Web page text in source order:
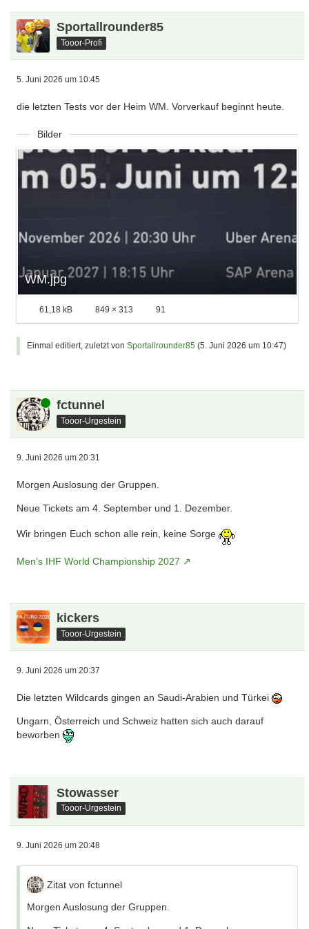
Sportallrounder85
Tooor-Profi
5. Juni 2026 um 10:45
die letzten Tests vor der Heim WM. Vorverkauf beginnt heute.
Bilder
WM.jpg
61,18 kB 849 × 313 91
Einmal editiert, zuletzt vonSportallrounder85 (5. Juni 2026 um 10:47)
Online fctunnel
Tooor-Urgestein
9. Juni 2026 um 20:31
Morgen Auslosung der Gruppen.
Neue Tickets am 4. September und 1. Dezember.
Wir bringen Euch schon alle rein, keine Sorge
Men’s IHF World Championship 2027
kickers
Tooor-Urgestein
9. Juni 2026 um 20:37
Die letzten Wildcards gingen an Saudi-Arabien und Türkei
Ungarn, Österreich und Schweiz hatten sich auch darauf
beworben
Stowasser
Tooor-Urgestein
9. Juni 2026 um 20:48
Zitat von fctunnel
Morgen Auslosung der Gruppen.